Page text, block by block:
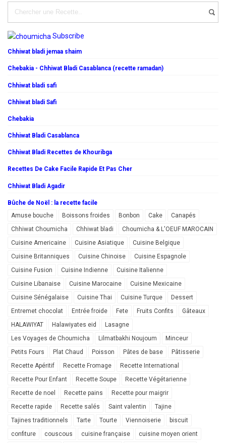
Subscribe
Chhiwat bladi jemaa shaim
Chebakia - Chhiwat Bladi Casablanca (recette ramadan)
Chhiwat bladi safi
Chhiwat bladi Safi
Chebakia
Chhiwat Bladi Casablanca
Chhiwat Bladi Recettes de Khouribga
Recettes De Cake Facile Rapide Et Pas Cher
Chhiwat Bladi Agadir
Bûche de Noël : la recette facile
Amuse bouche
Boissons froides Bonbon Cake
Canapés
Chhiwat Choumicha
Chhiwat bladi
Choumicha & L'OEUF MAROCAIN
Cuisine Americaine
Cuisine Asiatique
Cuisine Belgique
Cuisine Britanniques
Cuisine Chinoise
Cuisine Espagnole
Cuisine Fusion
Cuisine Indienne
Cuisine Italienne
Cuisine Libanaise
Cuisine Marocaine
Cuisine Mexicaine
Cuisine Sénégalaise
Cuisine Thai Cuisine Turque
Dessert
Entremet chocolat
Entrée froide Fete Fruits Confits
Gâteaux
HALAWIYAT
Halawiyates eid
Lasagne
Les Voyages de Choumicha
Lilmatbakhi Noujoum
Minceur
Petits Fours
Plat Chaud Poisson Pâtes de base
Pâtisserie
Recette Apéritif
Recette Fromage
Recette International
Recette Pour Enfant
Recette Soupe
Recette Végétarienne
Recette de noel
Recette pains
Recette pour maigrir
Recette rapide
Recette salés Saint valentin
Tajine
Tajines traditionnels
Tarte Tourte Viennoiserie
biscuit
confiture
couscous cuisine française cuisine moyen orient